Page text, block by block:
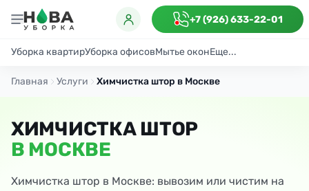
+7 (926) 633-22-01
Уборка квартирУборка офисовМытье оконЕще...
ГенеральнаяПоддерживающаяПосле ремонта
Главная Услуги Химчистка штор в Москве
ХИМЧИСТКА ШТОР
В МОСКВЕ
Химчистка штор в Москве: вывозим или чистим на